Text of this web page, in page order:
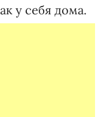
у себя дома.